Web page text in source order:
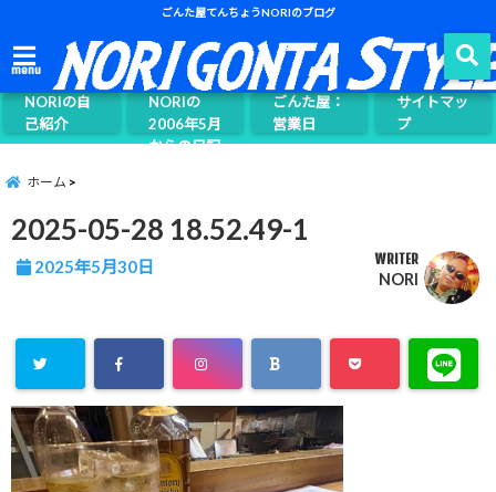
ごんた屋てんちょうNORIのブログ
menu
NORIの自
己紹介
ごんた屋て
んちょう
NORIの
2006年5月
からの日記
ごんた屋：
営業日
サイトマッ
プ
ホーム
2025-05-28 18.52.49-1
2025年5月30日 WRITER
NORI